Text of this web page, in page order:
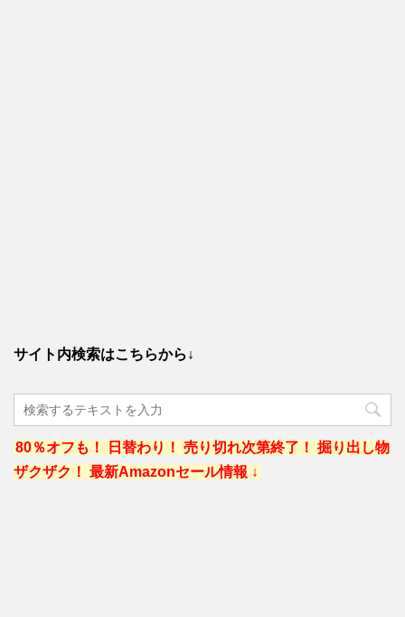
サイト内検索はこちらから↓
80％オフも！ 日替わり！ 売り切れ次第終了！ 掘り出し物
ザクザク！ 最新Amazonセール情報 ↓